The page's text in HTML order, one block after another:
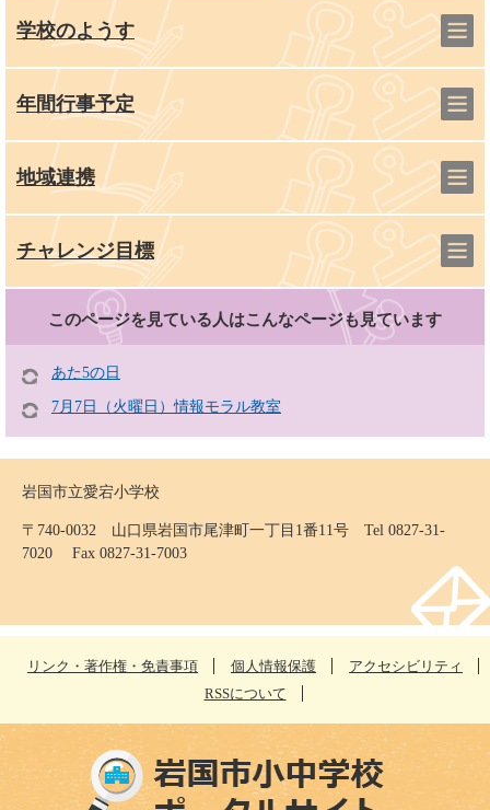
学校のようす
年間行事予定
地域連携
チャレンジ目標
このページを見ている人はこんなページも見ています
あた5の日
7月7日（火曜日）情報モラル教室
岩国市立愛宕小学校
〒740-0032 山口県岩国市尾津町一丁目1番11号 Tel 0827-31-
7020 Fax 0827-31-7003
リンク・著作権・免責事項 個人情報保護
アクセシビリティ
RSSについて